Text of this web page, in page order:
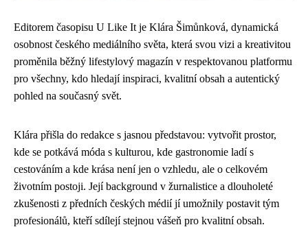
Editorem časopisu U Like It je Klára Šimůnková, dynamická
osobnost českého mediálního světa, která svou vizi a kreativitou
proměnila běžný lifestylový magazín v respektovanou platformu
pro všechny, kdo hledají inspiraci, kvalitní obsah a autentický
pohled na současný svět.
Klára přišla do redakce s jasnou představou: vytvořit prostor,
kde se potkává móda s kulturou, kde gastronomie ladí s
cestováním a kde krása není jen o vzhledu, ale o celkovém
životním postoji. Její background v žurnalistice a dlouholeté
zkušenosti z předních českých médií jí umožnily postavit tým
profesionálů, kteří sdílejí stejnou vášeň pro kvalitní obsah.